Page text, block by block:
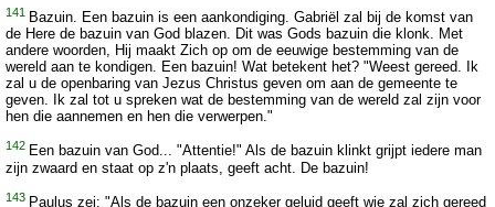
141 Bazuin. Een bazuin is een aankondiging. Gabriël zal bij de komst van
de Here de bazuin van God blazen. Dit was Gods bazuin die klonk. Met
andere woorden, Hij maakt Zich op om de eeuwige bestemming van de
wereld aan te kondigen. Een bazuin! Wat betekent het? "Weest gereed. Ik
zal u de openbaring van Jezus Christus geven om aan de gemeente te
geven. Ik zal tot u spreken wat de bestemming van de wereld zal zijn voor
hen die aannemen en hen die verwerpen."
142 Een bazuin van God... "Attentie!" Als de bazuin klinkt grijpt iedere man
zijn zwaard en staat op z'n plaats, geeft acht. De bazuin!
143 Paulus zei: "Als de bazuin een onzeker geluid geeft wie zal zich gereed